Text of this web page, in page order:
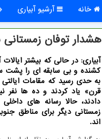
خانه آرشیو آبیاری
هشدار توفان زمستانی
آبیاری: در حالی که بیشتر
کشنده و بی سابقه ای را پشت
به حدی رسید که مقامات
قرن» یاد کردند و ده ها نفر
دادند، حالا رسانه های
زمستانی دیگر برای مناطق
اند.